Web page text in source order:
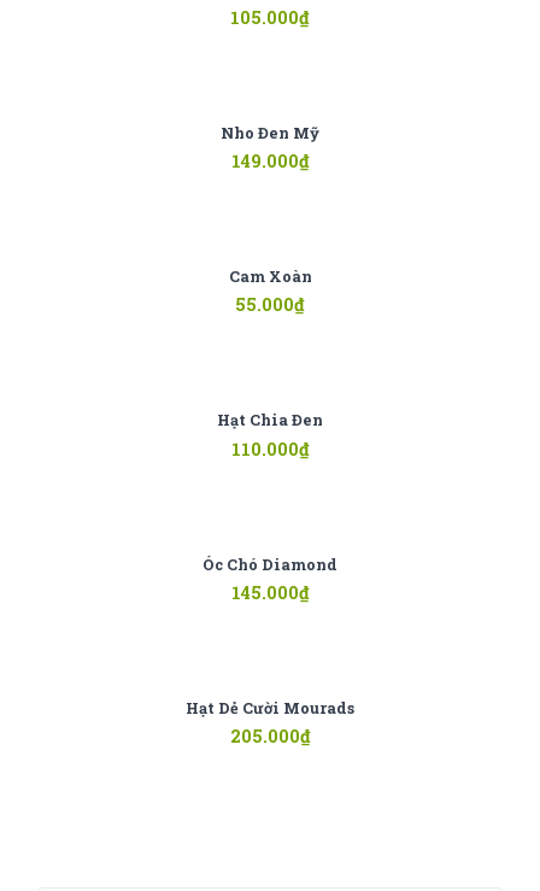
105.000₫
Nho Đen Mỹ
149.000₫
Cam Xoàn
55.000₫
Hạt Chia Đen
110.000₫
Óc Chó Diamond
145.000₫
Hạt Dẻ Cười Mourads
205.000₫